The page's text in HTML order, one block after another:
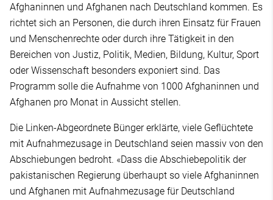
Afghaninnen und Afghanen nach Deutschland kommen. Es
richtet sich an Personen, die durch ihren Einsatz für Frauen
und Menschenrechte oder durch ihre Tätigkeit in den
Bereichen von Justiz, Politik, Medien, Bildung, Kultur, Sport
oder Wissenschaft besonders exponiert sind. Das
Programm solle die Aufnahme von 1000 Afghaninnen und
Afghanen pro Monat in Aussicht stellen.
Die Linken-Abgeordnete Bünger erklärte, viele Geflüchtete
mit Aufnahmezusage in Deutschland seien massiv von den
Abschiebungen bedroht. «Dass die Abschiebepolitik der
pakistanischen Regierung überhaupt so viele Afghaninnen
und Afghanen mit Aufnahmezusage für Deutschland